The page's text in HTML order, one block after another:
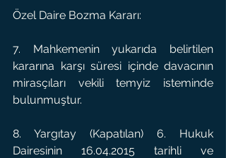
Özel Daire Bozma Kararı:
7. Mahkemenin yukarıda belirtilen
kararına karşı süresi içinde davacının
mirasçıları vekili temyiz isteminde
bulunmuştur.
8. Yargıtay (Kapatılan) 6. Hukuk
Dairesinin 16.04.2015 tarihli ve